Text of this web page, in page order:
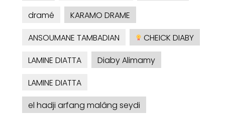
dramé
KARAMO DRAME
ANSOUMANE TAMBADIAN
CHEICK DIABY
LAMINE DIATTA
Diaby Alimamy
LAMINE DIATTA
el hadji arfang malâng seydi